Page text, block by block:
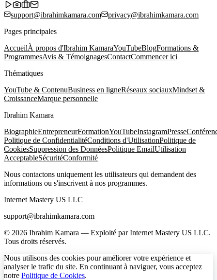
support@ibrahimkamara.com
privacy@ibrahimkamara.com
Pages principales
AccueilÀ propos d'Ibrahim KamaraYouTubeBlogFormations &
ProgrammesAvis & TémoignagesContactCommencer ici
Thématiques
YouTube & ContenuBusiness en ligneRéseaux sociauxMindset &
CroissanceMarque personnelle
Ibrahim Kamara
BiographieEntrepreneurFormationYouTubeInstagramPresse
Politique de ConfidentialitéConditions d'UtilisationPolitique de
CookiesSuppression des DonnéesPolitique EmailUtilisation
AcceptableSécuritéConformité
Nous contactons uniquement les utilisateurs qui demandent des
informations ou s'inscrivent à nos programmes.
Internet Mastery US LLC
support@ibrahimkamara.com
© 2026 Ibrahim Kamara — Exploité par Internet Mastery US LLC.
Tous droits réservés.
Nous utilisons des cookies pour améliorer votre expérience et
analyser le trafic du site. En continuant à naviguer, vous acceptez
notre Politique de Cookies.